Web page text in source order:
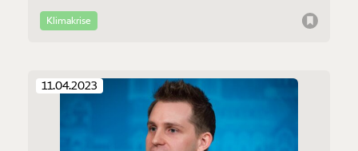
aufgeschüttet. Ständig kommen neue dazu - oft nur wenige
hundert Meter von Wohnhäusern entfernt.
Klimakrise
11.04.2023